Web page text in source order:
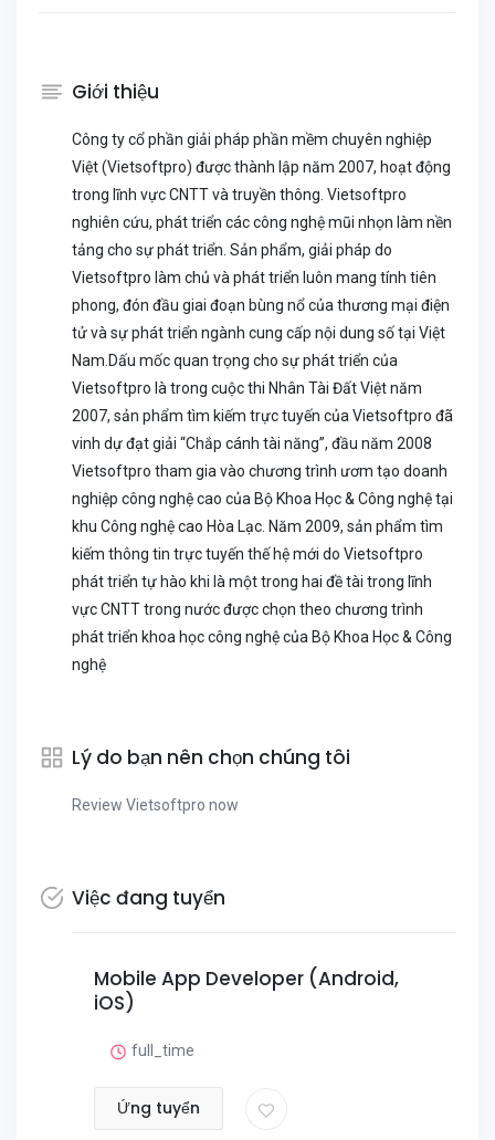
Giới thiệu
Công ty cổ phần giải pháp phần mềm chuyên nghiệp
Việt (Vietsoftpro) được thành lập năm 2007, hoạt động
trong lĩnh vực CNTT và truyền thông. Vietsoftpro
nghiên cứu, phát triển các công nghệ mũi nhọn làm nền
tảng cho sự phát triển. Sản phẩm, giải pháp do
Vietsoftpro làm chủ và phát triển luôn mang tính tiên
phong, đón đầu giai đoạn bùng nổ của thương mại điện
tử và sự phát triển ngành cung cấp nội dung số tại Việt
Nam.Dấu mốc quan trọng cho sự phát triển của
Vietsoftpro là trong cuộc thi Nhân Tài Đất Việt năm
2007, sản phẩm tìm kiếm trực tuyến của Vietsoftpro đã
vinh dự đạt giải “Chắp cánh tài năng”, đầu năm 2008
Vietsoftpro tham gia vào chương trình ươm tạo doanh
nghiệp công nghệ cao của Bộ Khoa Học & Công nghệ tại
khu Công nghệ cao Hòa Lạc. Năm 2009, sản phẩm tìm
kiếm thông tin trực tuyến thế hệ mới do Vietsoftpro
phát triển tự hào khi là một trong hai đề tài trong lĩnh
vực CNTT trong nước được chọn theo chương trình
phát triển khoa học công nghệ của Bộ Khoa Học & Công
nghệ
Lý do bạn nên chọn chúng tôi
Review Vietsoftpro now
Việc đang tuyển
Mobile App Developer (Android,
iOS)
full_time
Ứng tuyển